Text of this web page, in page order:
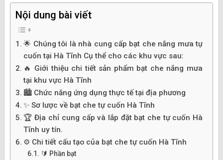
Nội dung bài viết
🌟 Chúng tôi là nhà cung cấp bạt che nắng mưa tự
cuốn tại Hà Tĩnh Cụ thể cho các khu vực sau:
🔥 Giới thiệu chi tiết sản phẩm bạt che nắng mưa
tại khu vực Hà Tĩnh
🏙️ Chức năng ứng dụng thực tế tại địa phương
✨ Sơ lược về bạt che tự cuốn Hà Tĩnh
🏆 Địa chỉ cung cấp và lắp đặt bạt che tự cuốn Hà
Tĩnh uy tín.
⚙️ Chi tiết cấu tạo của bạt che tự cuốn Hà Tĩnh
🔰 Phần bạt